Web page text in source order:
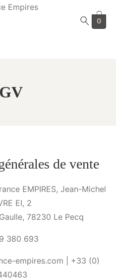
0
de vente
EMPIRES, Jean-Michel
EI, 2
78230 Le Pecq
380 693
empires.com | +33 (0)